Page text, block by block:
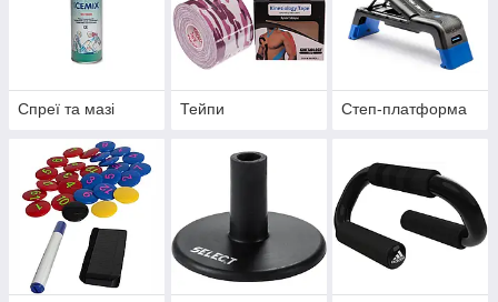
Спреї та мазі Тейпи Степ-платформа